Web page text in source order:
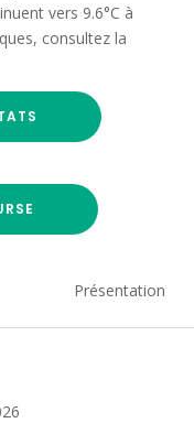
vers 9.6°C à
consultez la
Présentation